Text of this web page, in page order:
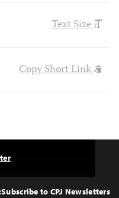
Text Size
Copy Short Link
Top
Subscribe to CPJ Newsletters: